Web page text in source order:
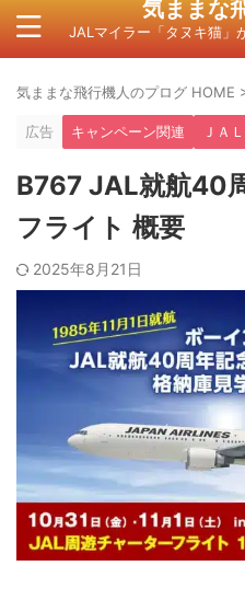
気ままな
JALマイラー「タヌキ猫」
気ままな飛行機人のプログ HOME
広告 キャンペーン関連 ＪＡ
B767 JAL就航40
フライト 概要
2025年8月21日